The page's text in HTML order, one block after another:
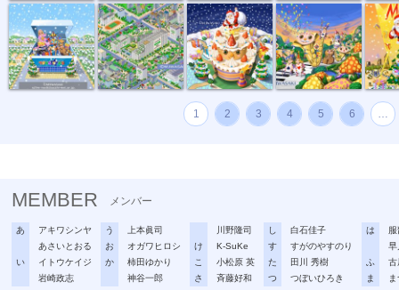
1 2 3 4 5 6 …
MEMBER メンバー
あ
アキワシンヤ
あさいとおる
い
イトウケイジ
岩崎政志
う
上本眞司
お
オガワヒロシ
か
柿田ゆかり
神谷一郎
川野隆司
け
K-SuKe
こ
小松原 英
さ
斉藤好和
し
白石佳子
す
すがのやすのり
た
田川 秀樹
つ
つぼいひろき
は
早
ふ
古
ま